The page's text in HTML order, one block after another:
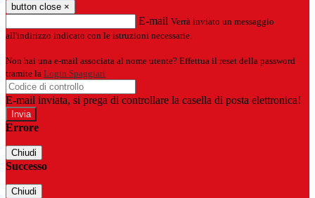
button close ×
E-mail Verrà inviato un messaggio
all'indirizzo indicato con le istruzioni necessarie.
Non hai una e-mail associata al nome utente? Effettua il reset della password
tramite la Login Spaggiari
E-mail inviata, si prega di controllare la casella di posta elettronica!
Errore
Chiudi
Successo
Chiudi